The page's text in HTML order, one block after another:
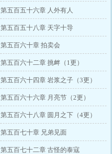
第五百五十六章 人外有人
第五百五十八章 天字十导
第五百六十章 拍卖会
第五百六十二章 挑衅（1更）
第五百六十四章 岩浆之子（3更）
第五百六十六章 月亮节（2更）
第五百六十八章 圆月之下（4更）
第五百七十章 兄弟见面
第五百七十二章 古怪的泰寇